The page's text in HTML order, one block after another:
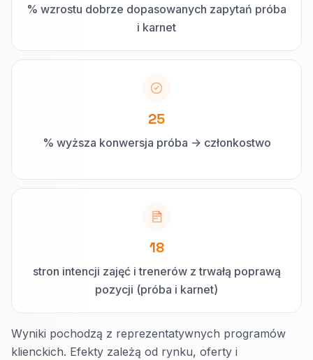
% wzrostu dobrze dopasowanych zapytań próba
i karnet
25
% wyższa konwersja próba -> członkostwo
18
stron intencji zajęć i trenerów z trwałą poprawą
pozycji (próba i karnet)
Wyniki pochodzą z reprezentatywnych programów
klienckich. Efekty zależą od rynku, oferty i